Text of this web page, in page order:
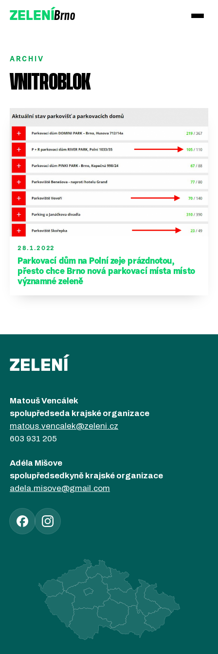
ZELENÍBrno
Přidejte se!
ARCHIV
VNITROBLOK
28.1.2022
Parkovací dům na Polní zeje prázdnotou,
přesto chce Brno nová parkovací místa místo
významné zeleně
ZELENÍ
Matouš Vencálek
spolupředseda krajské organizace
matous.vencalek@zeleni.cz
603 931 205
Adéla Mišove
spolupředsedkyně krajské organizace
adela.misove@gmail.com